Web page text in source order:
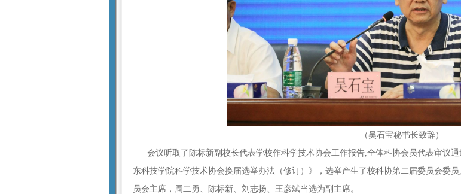
（吴石宝秘书长致辞）
会议听取了陈标新副校长代表学校作科学技术协会工作报告,全体科协会员代表审议
东科技学院科学技术协会换届选举办法（修订）》，选举产生了校科协第二届委员会委
员会主席，周二勇、陈标新、刘志扬、王彦斌当选为副主席。